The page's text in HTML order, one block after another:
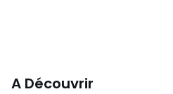
A Découvrir